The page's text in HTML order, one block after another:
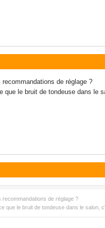
recommandations de réglage ?
que le bruit de tondeuse dans le
recommandations de réglage ?
que le bruit de tondeuse dans le salon,